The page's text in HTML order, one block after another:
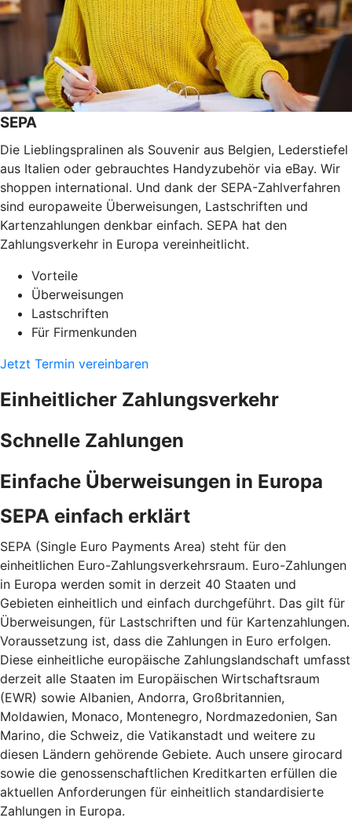
SEPA
Die Lieblingspralinen als Souvenir aus Belgien, Lederstiefel
aus Italien oder gebrauchtes Handyzubehör via eBay. Wir
shoppen international. Und dank der SEPA-Zahlverfahren
sind europaweite Überweisungen, Lastschriften und
Kartenzahlungen denkbar einfach. SEPA hat den
Zahlungsverkehr in Europa vereinheitlicht.
Vorteile
Überweisungen
Lastschriften
Für Firmenkunden
Jetzt Termin vereinbaren
Einheitlicher Zahlungsverkehr
Schnelle Zahlungen
Einfache Überweisungen in Europa
SEPA einfach erklärt
SEPA (Single Euro Payments Area) steht für den
einheitlichen Euro-Zahlungsverkehrsraum. Euro-Zahlungen
in Europa werden somit in derzeit 40 Staaten und
Gebieten einheitlich und einfach durchgeführt. Das gilt für
Überweisungen, für Lastschriften und für Kartenzahlungen.
Voraussetzung ist, dass die Zahlungen in Euro erfolgen.
Diese einheitliche europäische Zahlungslandschaft umfasst
derzeit alle Staaten im Europäischen Wirtschaftsraum
(EWR) sowie Albanien, Andorra, Großbritannien,
Moldawien, Monaco, Montenegro, Nordmazedonien, San
Marino, die Schweiz, die Vatikanstadt und weitere zu
diesen Ländern gehörende Gebiete. Auch unsere girocard
sowie die genossenschaftlichen Kreditkarten erfüllen die
aktuellen Anforderungen für einheitlich standardisierte
Zahlungen in Europa.